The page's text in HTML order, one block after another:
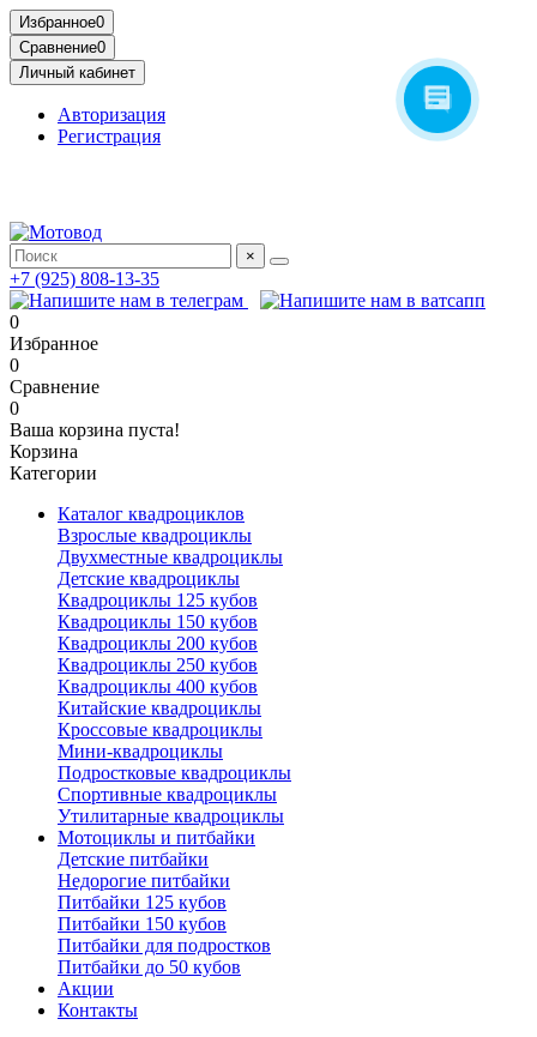
Избранное0
Сравнение0
Личный кабинет
Авторизация
Регистрация
×
+7 (925) 808-13-35
0
Избранное
0
Сравнение
0
Ваша корзина пуста!
Корзина
Категории
Каталог квадроциклов
Взрослые квадроциклы
Двухместные квадроциклы
Детские квадроциклы
Квадроциклы 125 кубов
Квадроциклы 150 кубов
Квадроциклы 200 кубов
Квадроциклы 250 кубов
Квадроциклы 400 кубов
Китайские квадроциклы
Кроссовые квадроциклы
Мини-квадроциклы
Подростковые квадроциклы
Спортивные квадроциклы
Утилитарные квадроциклы
Мотоциклы и питбайки
Детские питбайки
Недорогие питбайки
Питбайки 125 кубов
Питбайки 150 кубов
Питбайки для подростков
Питбайки до 50 кубов
Акции
Контакты